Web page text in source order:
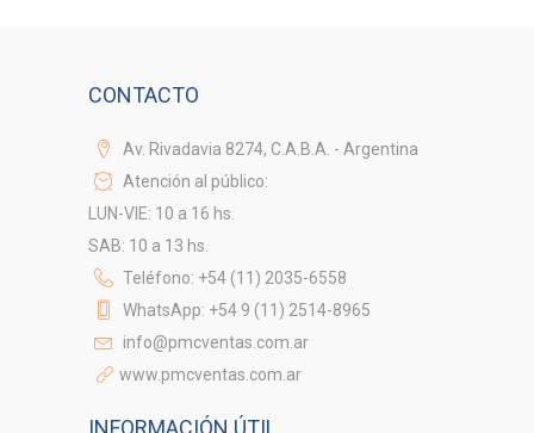
CONTACTO
Av. Rivadavia 8274, C.A.B.A. - Argentina
Atención al público:
LUN-VIE: 10 a 16 hs.
SAB: 10 a 13 hs.
Teléfono: +54 (11) 2035-6558
WhatsApp: +54 9 (11) 2514-8965
info@pmcventas.com.ar
www.pmcventas.com.ar
INFORMACIÓN ÚTIL